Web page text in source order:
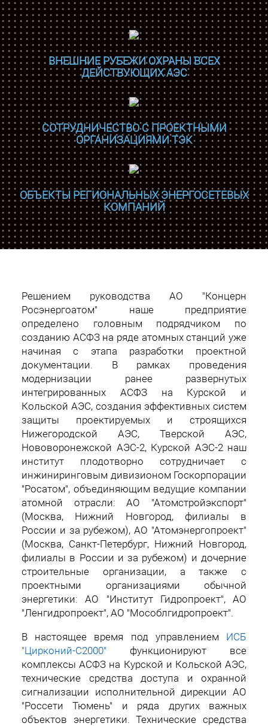
ВНЕШНИЕ РУБЕЖИ ОХРАНЫ ВСЕХ
ДЕЙСТВУЮЩИХ АЭС
СОТРУДНИЧЕСТВО С ПРОЕКТНЫМИ
ОРГАНИЗАЦИЯМИ ТЭК
ОБЪЕКТЫ РЕГИОНАЛЬНЫХ ЭНЕРГОСЕТЕВЫХ
КОМПАНИЙ
Решением руководства АО "Концерн
Росэнергоатом" наше предприятие
определено головным подрядчиком по
созданию АСФЗ на ряде атомных станций уже
начиная с этапа разработки проектной
документации. В рамках проведения
модернизации ранее развернутых
интегрированных АСФЗ на Курской и
Кольской АЭС, создания эффективных систем
защиты проектируемых и строящихся
Нижегородской АЭС, Тверской АЭС,
Нововоронежской АЭС-2, Курской АЭС-2 наш
институт плодотворно сотрудничает с
инжиниринговым дивизионом Госкорпорации
"Росатом", объединяющим ведущие компании
атомной отрасли: АО "Атомстройэкспорт"
(Москва, Нижний Новгород, филиалы в
России и за рубежом), АО "Атомэнергопроект"
(Москва, Санкт-Петербург, Нижний Новгород,
филиалы в России и за рубежом) и дочерние
строительные организации, а также с
проектными организациями обычной
энергетики: АО "Институт Гидропроект", АО
"Ленгидропроект", АО "Мособлгидропроект".
В настоящее время под управлением ИСБ
"Цирконий-С2000" функционируют все
комплексы АСФЗ на Курской и Кольской АЭС,
технические средства доступа и охранной
сигнализации исполнительной дирекции АО
"Россети Тюмень" и ряда других важных
объектов энергетики. Технические средства